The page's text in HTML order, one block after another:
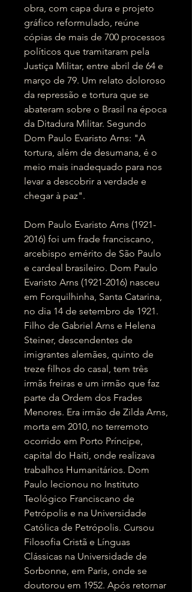
obra, com capa dura e projeto
gráfico reformulado, reúne
cópias de mais de 700 processos
políticos que tramitaram pela
Justiça Militar, entre abril de 64 e
março de 79. Um relato doloroso
da repressão e tortura que se
abateram sobre o Brasil na época
da Ditadura Militar. Segundo
Dom Paulo Evaristo Arns: "A
tortura, além de desumana, é o
meio mais inadequado para nos
levar a descobrir a verdade e
chegar à paz".
Dom Paulo Evaristo Arns (1921-
2016) foi um frade franciscano,
arcebispo emérito de São Paulo
e cardeal brasileiro. Dom Paulo
Evaristo Arns (1921-2016) nasceu
em Forquilhinha, Santa Catarina,
no dia 14 de setembro de 1921.
Filho de Gabriel Arns e Helena
Steiner, descendentes de
imigrantes alemães, quinto de
treze filhos do casal, tem três
irmãs freiras e um irmão que faz
parte da Ordem dos Frades
Menores. Era irmão de Zilda Arns,
morta em 2010, no terremoto
ocorrido em Porto Príncipe,
capital do Haiti, onde realizava
trabalhos Humanitários. Dom
Paulo lecionou no Instituto
Teológico Franciscano de
Petrópolis e na Universidade
Católica de Petrópolis. Cursou
Filosofia Cristã e Línguas
Clássicas na Universidade de
Sorbonne, em Paris, onde se
doutorou em 1952. Após retornar